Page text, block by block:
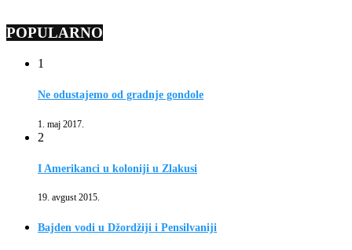
POPULARNO
1
Ne odustajemo od gradnje gondole
1. maj 2017.
2
I Amerikanci u koloniji u Zlakusi
19. avgust 2015.
Bajden vodi u Džordžiji i Pensilvaniji